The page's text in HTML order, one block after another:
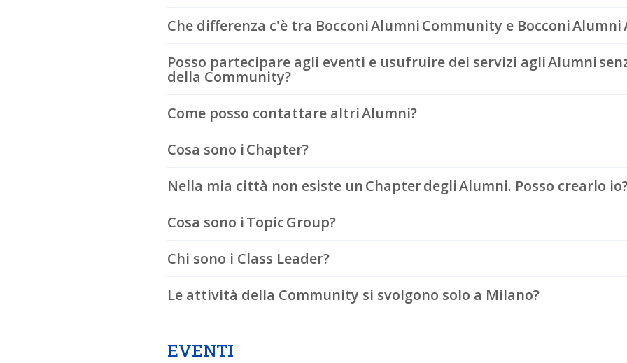
Che differenza c'è tra Bocconi Alumni Community e Bocconi Alumni
Posso partecipare agli eventi e usufruire dei servizi agli Alumni
della Community?
Come posso contattare altri Alumni?
Cosa sono i Chapter?
Nella mia città non esiste un Chapter degli Alumni. Posso crearlo
Cosa sono i Topic Group?
Chi sono i Class Leader?
Le attività della Community si svolgono solo a Milano?
EVENTI